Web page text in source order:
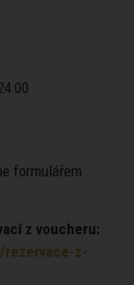
formulářem
z voucheru:
z-